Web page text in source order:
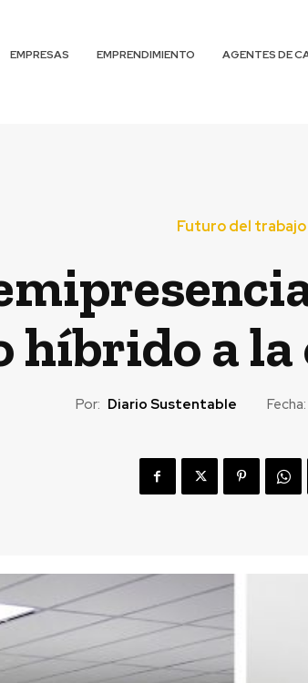
EMPRESAS EMPRENDIMIENTO AGENTES DE
Futuro del trabajo
híbrido a
Por: Diario Sustentable Fecha: